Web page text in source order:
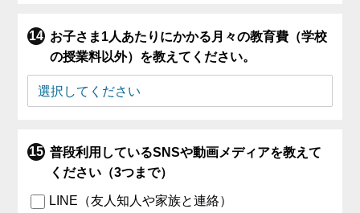
お子さま1人あたりにかかる月々の教育費（学校
の授業料以外）を教えてください。
普段利用しているSNSや動画メディアを教えて
ください（3つまで）
LINE（友人知人や家族と連絡）